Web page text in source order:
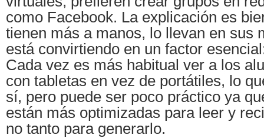
como Facebook. La explicación es
tienen más a manos, lo llevan en sus
está convirtiendo en un factor
Cada vez es más habitual ver a los
con tabletas en vez de portátiles, lo
sí, pero puede ser poco práctico ya
están más optimizadas para leer y
no tanto para generarlo.